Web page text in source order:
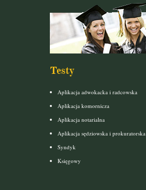
Testy
Aplikacja adwokacka i radcowska
Aplikacja komornicza
Aplikacja notarialna
Aplikacja sędziowska i prokuratorska
Syndyk
Księgowy